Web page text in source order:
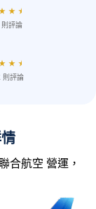
★ ★
評論
★ ★
則評論
合航空 營運，